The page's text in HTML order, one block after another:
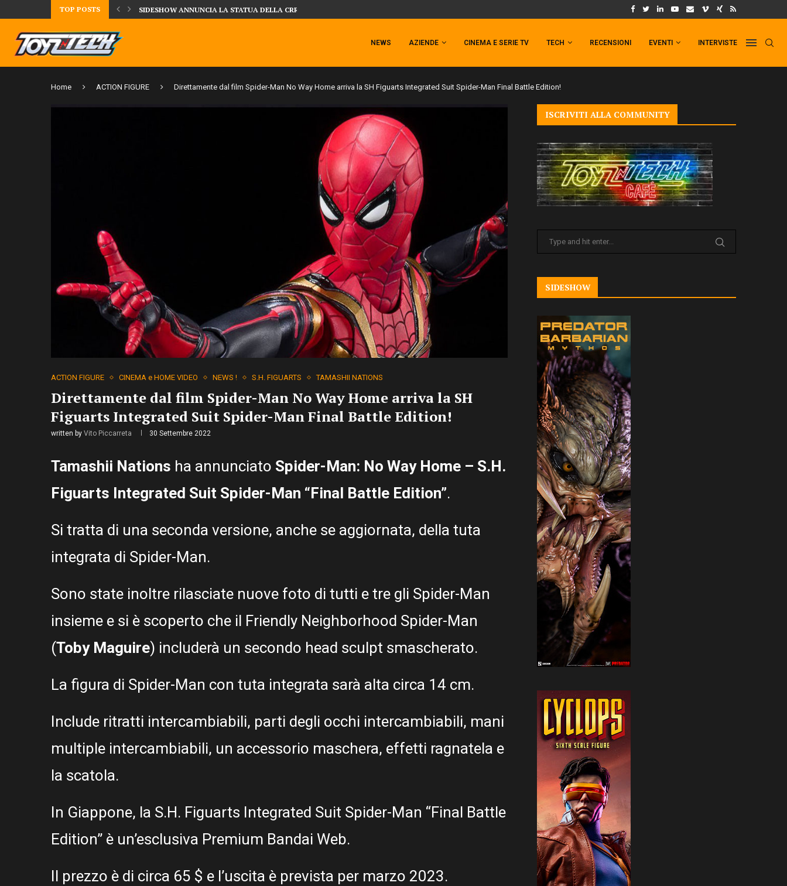
TOP POSTS
DELLA CRRATURA DELLA LAGUNA...DAL MONDO DEGLI X-MEN ARRIVA TEMPESTA TARGATA SIDESHOW! IL TRAILER DI FIST OF THE NORTH STAR!
NEWS AZIENDE CINEMA E SERIE TV TECH RECENSIONI EVENTI INTERVISTE
Home ACTION FIGURE Direttamente dal film Spider-Man No Way Home arriva la SH Figuarts Integrated Suit Spider-Man Final Battle Edition!
ACTION FIGURE CINEMA e HOME VIDEO NEWS ! S.H. FIGUARTS TAMASHII NATIONS
Direttamente dal film Spider-Man No Way Home arriva la SH
Figuarts Integrated Suit Spider-Man Final Battle Edition!
written by Vito Piccarreta 30 Settembre 2022
Tamashii Nations ha annunciato Spider-Man: No Way Home – S.H.
Figuarts Integrated Suit Spider-Man “Final Battle Edition”.
Si tratta di una seconda versione, anche se aggiornata, della tuta
integrata di Spider-Man.
Sono state inoltre rilasciate nuove foto di tutti e tre gli Spider-Man
insieme e si è scoperto che il Friendly Neighborhood Spider-Man
(Toby Maguire) includerà un secondo head sculpt smascherato.
La figura di Spider-Man con tuta integrata sarà alta circa 14 cm.
Include ritratti intercambiabili, parti degli occhi intercambiabili, mani
multiple intercambiabili, un accessorio maschera, effetti ragnatela e
la scatola.
In Giappone, la S.H. Figuarts Integrated Suit Spider-Man “Final Battle
Edition” è un’esclusiva Premium Bandai Web.
Il prezzo è di circa 65 $ e l’uscita è prevista per marzo 2023.
ISCRIVITI ALLA COMMUNITY
SIDESHOW